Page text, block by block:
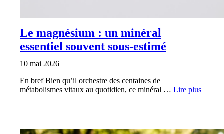
Le magnésium : un minéral
essentiel souvent sous-estimé
10 mai 2026
En bref Bien qu’il orchestre des centaines de
métabolismes vitaux au quotidien, ce minéral … Lire plus